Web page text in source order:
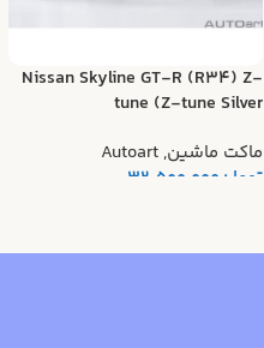
Nissan Skyline GT-R (R34) Z-
tune (Z-tune Silver
ماکت ماشین,
Autoart
تومان 32.500.000